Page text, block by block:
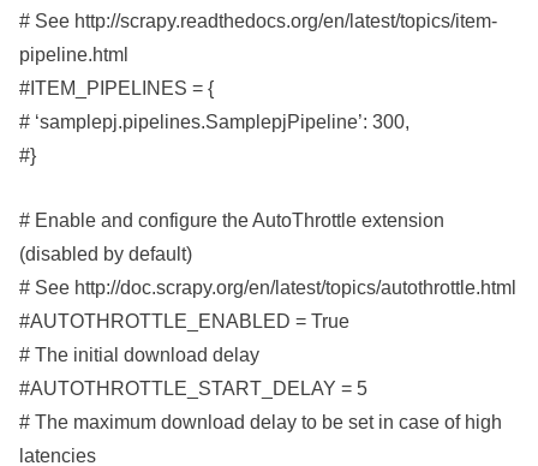
# See http://scrapy.readthedocs.org/en/latest/topics/item-
pipeline.html
#ITEM_PIPELINES = {
# ‘samplepj.pipelines.SamplepjPipeline’: 300,
#}
# Enable and configure the AutoThrottle extension
(disabled by default)
# See http://doc.scrapy.org/en/latest/topics/autothrottle.html
#AUTOTHROTTLE_ENABLED = True
# The initial download delay
#AUTOTHROTTLE_START_DELAY = 5
# The maximum download delay to be set in case of high
latencies